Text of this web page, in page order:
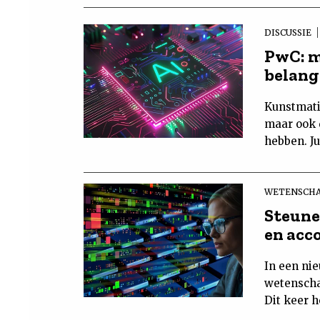
DISCUSSIE
PwC:
maar
hebben.
en
In een
Dit keer